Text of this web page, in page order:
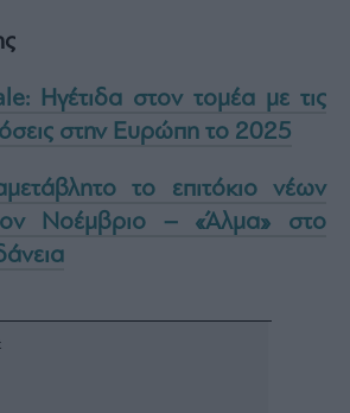
Ηγέτιδα στον τομέα με τις
στην Ευρώπη το 2025
το επιτόκιο νέων
Νοέμβριο – «Άλμα» στο